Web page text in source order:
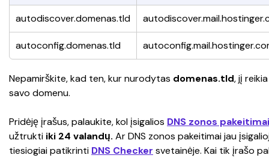
autodiscover.domenas.tld
autoconfig.domenas.tld
Nepamirškite, kad ten, kur nurodytas domenas.tld, jį
savo domenu.
Pridėję įrašus, palaukite, kol įsigalios DNS zonos pakeitimai
užtrukti iki 24 valandų. Ar DNS zonos pakeitimai jau
tiesiogiai patikrinti DNS Checker svetainėje. Kai tik įrašo